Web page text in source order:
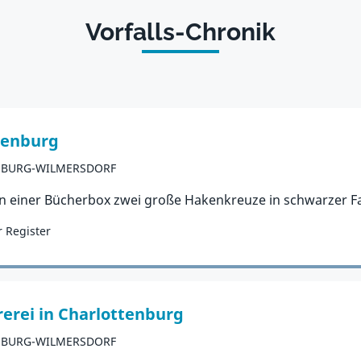
Vorfalls-Chronik
WILMERSDORF
einer Bücherbox zwei große Hakenkreuze in schwarzer
Register
in Charlottenburg
WILMERSDORF